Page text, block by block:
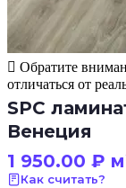
Обратите
отличаться от
SPC
Венеция
1 950.00 ₽
Как считать?